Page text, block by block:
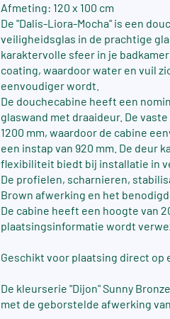
Afmeting: 120 x 100 cm
De "Dalis-Liora-Mocha" is een
veiligheidsglas in de prachtige
karaktervolle sfeer in je
coating, waardoor water en vuil
eenvoudiger wordt.
De douchecabine heeft een
glaswand met draaideur. De
1200 mm, waardoor de cabine
een instap van 920 mm. De deur
flexibiliteit biedt bij installatie in
De profielen, scharnieren,
Brown afwerking en het
De cabine heeft een hoogte van
plaatsingsinformatie wordt
Geschikt voor plaatsing direct op
De kleurserie "Dijon" Sunny
met de geborstelde afwerking